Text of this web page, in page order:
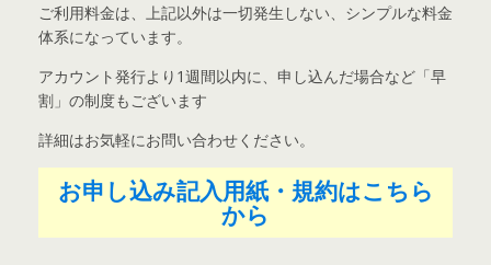
ご利用料金は、上記以外は一切発生しない、シンプルな料金
体系になっています。
アカウント発行より1週間以内に、申し込んだ場合など「早
割」の制度もございます
詳細はお気軽にお問い合わせください。
お申し込み記入用紙・規約はこちら
から